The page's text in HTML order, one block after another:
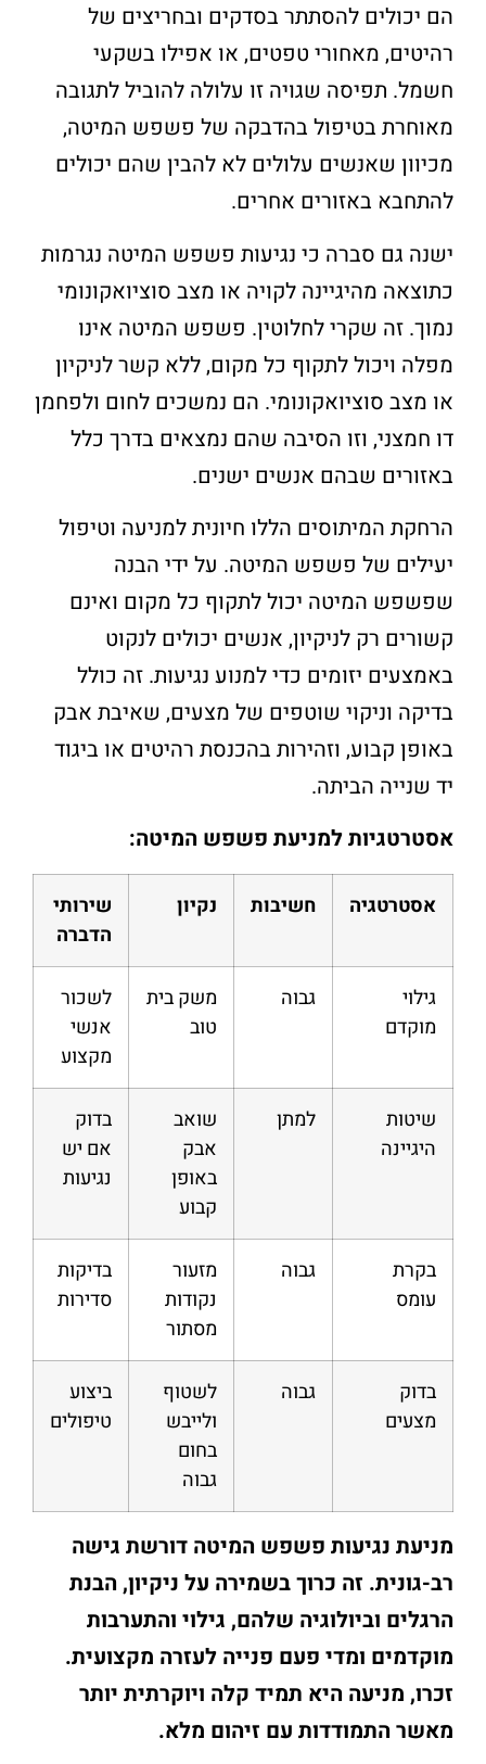
הם יכולים להסתתר בסדקים ובחריצים של
רהיטים, מאחורי טפטים, או אפילו בשקעי
חשמל. תפיסה שגויה זו עלולה להוביל לתגובה
מאוחרת בטיפול בהדבקה של פשפש המיטה,
מכיוון שאנשים עלולים לא להבין שהם יכולים
להתחבא באזורים אחרים.
ישנה גם סברה כי נגיעות פשפש המיטה נגרמות
כתוצאה מהיגיינה לקויה או מצב סוציואקונומי
נמוך. זה שקרי לחלוטין. פשפש המיטה אינו
מפלה ויכול לתקוף כל מקום, ללא קשר לניקיון
או מצב סוציואקונומי. הם נמשכים לחום ולפחמן
דו חמצני, וזו הסיבה שהם נמצאים בדרך כלל
באזורים שבהם אנשים ישנים.
הרחקת המיתוסים הללו חיונית למניעה וטיפול
יעילים של פשפש המיטה. על ידי הבנה
שפשפש המיטה יכול לתקוף כל מקום ואינם
קשורים רק לניקיון, אנשים יכולים לנקוט
באמצעים יזומים כדי למנוע נגיעות. זה כולל
בדיקה וניקוי שוטפים של מצעים, שאיבת אבק
באופן קבוע, וזהירות בהכנסת רהיטים או ביגוד
יד שנייה הביתה.
אסטרטגיות למניעת פשפש המיטה:
אסטרטגיה חשיבות נקיון
שירותי
הדברה
גילוי
מוקדם
גבוה
משק בית
טוב
לשכור
אנשי
מקצוע
שיטות
היגיינה
למתן
שואב
אבק
באופן
קבוע
בדוק
אם יש
נגיעות
בקרת
עומס
גבוה
מזעור
נקודות
מסתור
בדיקות
סדירות
בדוק
מצעים
גבוה
לשטוף
ולייבש
בחום
גבוה
ביצוע
טיפולים
מניעת נגיעות פשפש המיטה דורשת גישה
רב-גונית. זה כרוך בשמירה על ניקיון, הבנת
הרגלים וביולוגיה שלהם, גילוי והתערבות
מוקדמים ומדי פעם פנייה לעזרה מקצועית.
זכרו, מניעה היא תמיד קלה ויוקרתית יותר
מאשר התמודדות עם זיהום מלא.